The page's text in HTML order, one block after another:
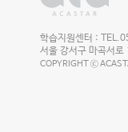
학습지원센터 :
서울 강서구 마곡서
COPYRIGHT ⓒ